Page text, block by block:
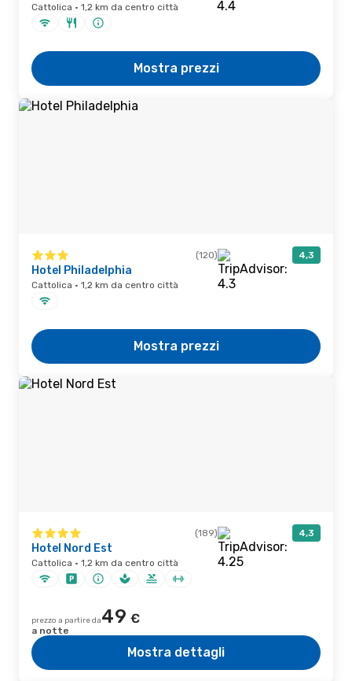
Cattolica · 1,2 km da centro città
Mostra prezzi
(120) 4,3
Hotel Philadelphia
Cattolica · 1,2 km da centro città
Mostra prezzi
(189) 4,3
Hotel Nord Est
Cattolica · 1,2 km da centro città
prezzo a partire da49 €
a notte
Mostra dettagli